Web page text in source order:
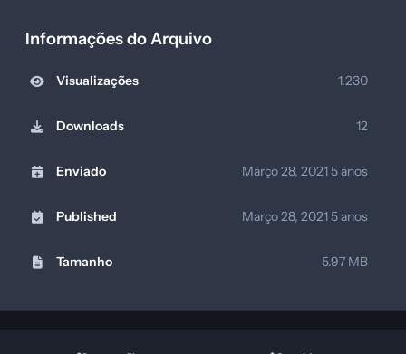
Informações do Arquivo
Visualizações 1.230
Downloads 12
Enviado Março 28, 2021 5 anos
Published Março 28, 2021 5 anos
Tamanho 5.97 MB